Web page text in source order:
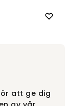
att ge dig